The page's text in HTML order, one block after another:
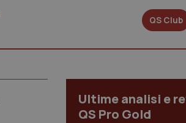
QS Club
Ultime analisi e
QS Pro Gold